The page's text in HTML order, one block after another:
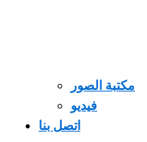
مكتبة الصور
فيديو
اتصل بنا